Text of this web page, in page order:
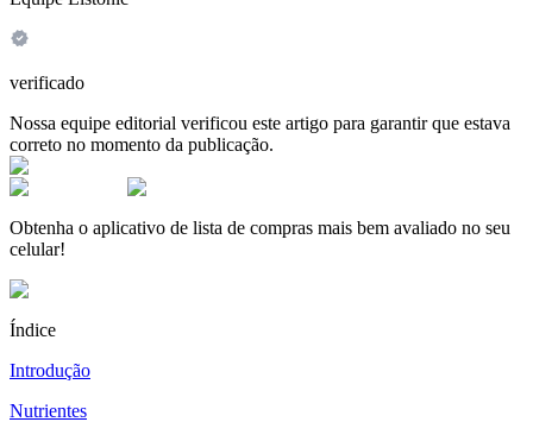
verificado
Nossa equipe editorial verificou este artigo para garantir que estava
correto no momento da publicação.
Obtenha o aplicativo de lista de compras mais bem avaliado no seu
celular!
Índice
Introdução
Nutrientes